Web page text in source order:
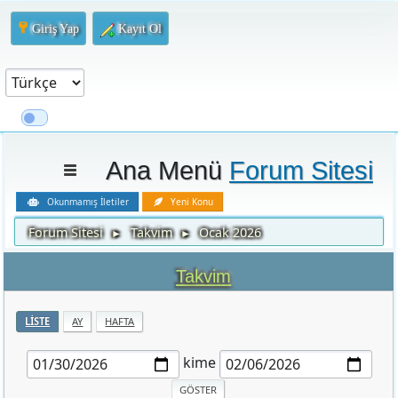
Giriş Yap Kayıt Ol
Ana Menü Forum Sitesi
Okunmamış İletiler Yeni Konu
Forum Sitesi ► Takvim ► Ocak 2026
Takvim
LISTE AY HAFTA
kime